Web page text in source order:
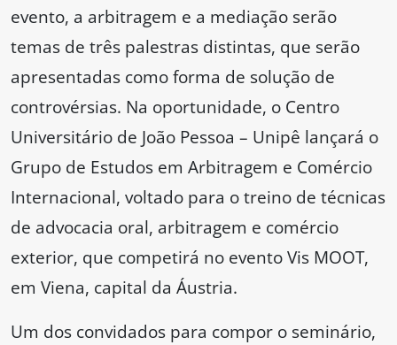
evento, a arbitragem e a mediação serão
temas de três palestras distintas, que serão
apresentadas como forma de solução de
controvérsias. Na oportunidade, o Centro
Universitário de João Pessoa – Unipê lançará o
Grupo de Estudos em Arbitragem e Comércio
Internacional, voltado para o treino de técnicas
de advocacia oral, arbitragem e comércio
exterior, que competirá no evento Vis MOOT,
em Viena, capital da Áustria.
Um dos convidados para compor o seminário,